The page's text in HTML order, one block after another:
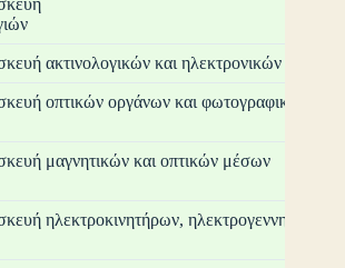
ακτινολογικών και ηλεκτρονικών
οπτικών
ηλεκτροκινητήρων,